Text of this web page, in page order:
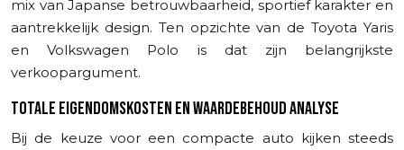
mix van Japanse betrouwbaarheid, sportief karakter en
aantrekkelijk design. Ten opzichte van de Toyota Yaris
en Volkswagen Polo is dat zijn belangrijkste
verkoopargument.
TOTALE EIGENDOMSKOSTEN EN WAARDEBEHOUD ANALYSE
Bij de keuze voor een compacte auto kijken steeds